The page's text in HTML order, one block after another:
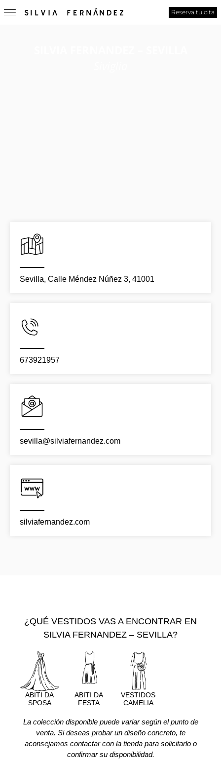
Reserva tu cita
Sevilla, Calle Méndez Núñez 3, 41001
673921957
sevilla@silviafernandez.com
silviafernandez.com
¿QUÉ VESTIDOS VAS A ENCONTRAR EN
SILVIA FERNANDEZ – SEVILLA?
ABITI DA
SPOSA
ABITI DA
FESTA
VESTIDOS
CAMELIA
La colección disponible puede variar según el punto de
venta. Si deseas probar un diseño concreto, te
aconsejamos contactar con la tienda para solicitarlo o
confirmar su disponibilidad.